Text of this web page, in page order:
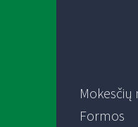
Formos